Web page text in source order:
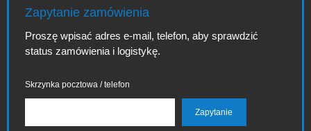
Zapytanie zamówienia
Proszę wpisać adres e-mail, telefon, aby sprawdzić
status zamówienia i logistykę.
Skrzynka pocztowa / telefon